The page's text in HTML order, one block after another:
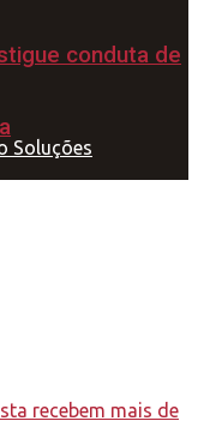
conduta de
Soluções